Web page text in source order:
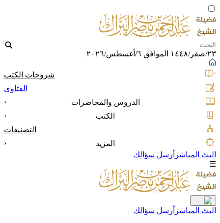
٢٣/صفر/١٤٤٨ الموافق ٦/أغسطس/٢٠٢٦
شروحات الكتب
الفتاوى
الدروس والمحاضرات
‹
الكتب
‹
التصنيفات
المزيد
‹
البث المباشر أرسل سؤالك
☰
البث المباشر أرسل سؤالك